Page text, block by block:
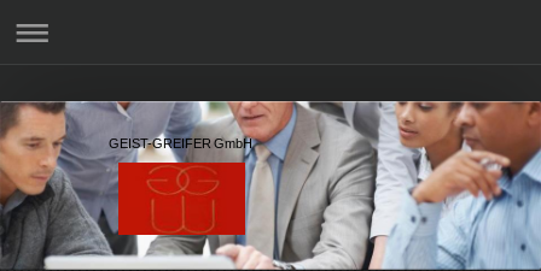
GEIST-GREIFER GmbH